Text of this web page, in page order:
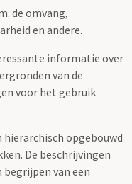
de omvang,
en andere.
informatie over
van de
voor het gebruik
opgebouwd
De beschrijvingen
van een